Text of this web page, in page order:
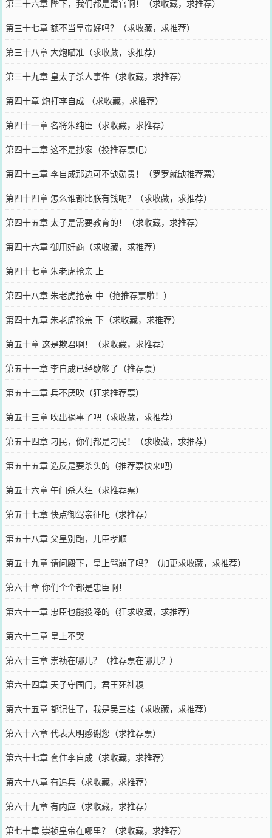
第三十六章 陛下，我们都是清官啊！（求收藏，求推荐）
第三十七章 额不当皇帝好吗？（求收藏，求推荐）
第三十八章 大炮瞄准（求收藏，求推荐）
第三十九章 皇太子杀人事件（求收藏，求推荐）
第四十章 炮打李自成 （求收藏，求推荐）
第四十一章 名将朱纯臣（求收藏，求推荐）
第四十二章 这不是抄家（投推荐票吧）
第四十三章 李自成那边可不缺勋贵！（罗罗就缺推荐票）
第四十四章 怎么谁都比朕有钱呢？（求收藏，求推荐）
第四十五章 太子是需要教育的！（求收藏，求推荐）
第四十六章 御用奸商（求收藏，求推荐）
第四十七章 朱老虎抢亲 上
第四十八章 朱老虎抢亲 中（抢推荐票啦！）
第四十九章 朱老虎抢亲 下（求收藏，求推荐）
第五十章 这是欺君啊！（求收藏，求推荐）
第五十一章 李自成已经歇够了（推荐票）
第五十二章 兵不厌吹（狂求推荐票）
第五十三章 吹出祸事了吧（求收藏，求推荐）
第五十四章 刁民，你们都是刁民！（求收藏，求推荐）
第五十五章 造反是要杀头的（推荐票快来吧）
第五十六章 午门杀人狂（求推荐票）
第五十七章 快点御驾亲征吧（求推荐）
第五十八章 父皇别跑，儿臣孝顺
第五十九章 请问殿下，皇上驾崩了吗？（加更求收藏，求推荐）
第六十章 你们个个都是忠臣啊！
第六十一章 忠臣也能投降的（狂求收藏，求推荐）
第六十二章 皇上不哭
第六十三章 崇祯在哪儿？（推荐票在哪儿？）
第六十四章 天子守国门，君王死社稷
第六十五章 都记住了，我是吴三桂（求收藏，求推荐）
第六十六章 代表大明感谢您（求推荐票）
第六十七章 套住李自成（求收藏，求推荐）
第六十八章 有追兵（求收藏，求推荐）
第六十九章 有内应（求收藏，求推荐）
第七十章 崇祯皇帝在哪里？（求收藏，求推荐）